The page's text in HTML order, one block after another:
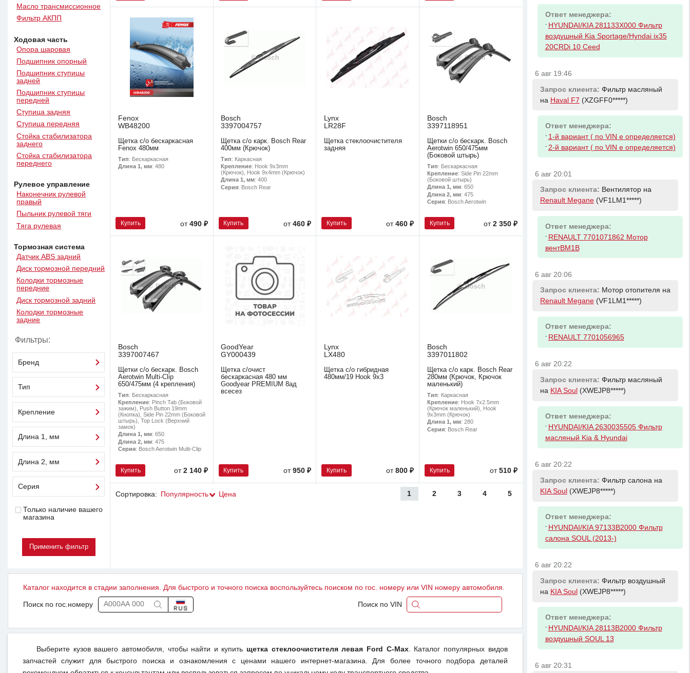
Масло трансмиссионное
Фильтр АКПП
Ходовая часть
Опора шаровая
Подшипник опорный
Подшипник ступицы
задней
Подшипник ступицы
передней
Ступица задняя
Ступица передняя
Стойка стабилизатора
заднего
Стойка стабилизатора
переднего
Рулевое управление
Наконечник рулевой
правый
Пыльник рулевой тяги
Тяга рулевая
Тормозная система
Датчик ABS задний
Диск тормозной передний
Колодки тормозные
передние
Диск тормозной задний
Колодки тормозные
задние
Фильтры:
Бренд
Тип
Крепление
Длина 1, мм
Длина 2, мм
Серия
Только наличие вашего
магазина
Fenox
WB48200
Щетка с/о бескаркасная
Fenox 480мм
Тип: Бескаркасная
Длина 1, мм: 480
Купить от490 ₽
Bosch
3397004757
Щетка с/о карк. Bosch Rear
400мм (Крючок)
Тип: Каркасная
Крепление: Hook 9x3mm
(Крючок), Hook 9x4mm (Крючок)
Длина 1, мм: 400
Серия: Bosch Rear
Купить от 460 ₽
Lynx
LR28F
Щетка стеклоочистителя
задняя
Купить от460 ₽
Bosch
3397118951
Щетки с/о бескарк. Bosch
Aerotwin 650/475мм
(Боковой штырь)
Тип: Бескаркасная
Крепление: Side Pin 22mm
(Боковой штырь)
Длина 1, мм: 650
Длина 2, мм: 475
Серия: Bosch Aerotwin
Купить от 2 350 ₽
Bosch
3397007467
Щетки с/о бескарк. Bosch
Aerotwin Multi-Clip
650/475мм (4 крепления)
Тип: Бескаркасная
Крепление: Pinch Tab (Боковой
зажим), Push Button 19mm
(Кнопка), Side Pin 22mm (Боковой
штырь), Top Lock (Верхний
замок)
Длина 1, мм: 650
Длина 2, мм: 475
Серия: Bosch Aerotwin Multi-Clip
Купить от2 140 ₽
GoodYear
GY000439
Щетка с/очист
бескаркасная 480 мм
Goodyear PREMIUM 8ад
всесез
Купить от 950 ₽
Lynx
LX480
Щетка с/о гибридная
480мм/19 Hook 9х3
Купить от800 ₽
Bosch
3397011802
Щетка с/о карк. Bosch Rear
280мм (Крючок, Крючок
маленький)
Тип: Каркасная
Крепление: Hook 7x2.5mm
(Крючок маленький), Hook
9x3mm (Крючок)
Длина 1, мм: 280
Серия: Bosch Rear
Купить от 510 ₽
Сортировка: Популярность Цена 1 2 3 4 5
Каталог находится в стадии заполнения. Для быстрого и точного поиска воспользуйтесь поиском по гос. номеру или VIN номеру автомобиля.
Поиск по гос.номеру Поиск по VIN
Выберите кузов вашего автомобиля, чтобы найти и купить щетка стеклоочистителя левая Ford C-Max. Каталог популярных видов
запчастей служит для быстрого поиска и ознакомления с ценами нашего интернет-магазина. Для более точного подбора деталей
Ответ менеджера:
- HYUNDAI/KIA 281133X000 Фильтр
воздушный Kia Sportage/Hyndai ix35
20CRDi 10 Ceed
6 авг 19:46
Запрос клиента: Фильтр масляный
на Haval F7 (XZGFF0*****)
Ответ менеджера:
- 1-й вариант ( по VIN е определяется)
- 2-й вариант ( по VIN е определяется)
6 авг 20:01
Запрос клиента: Вентилятор на
Renault Megane(VF1LM1*****)
Ответ менеджера:
- RENAULT 7701071862 Мотор
вентBM1B
6 авг 20:06
Запрос клиента: Мотор отопителя на
Renault Megane(VF1LM1*****)
Ответ менеджера:
- RENAULT 7701056965
6 авг 20:22
Запрос клиента: Фильтр масляный
на KIA Soul (XWEJP8*****)
Ответ менеджера:
- HYUNDAI/KIA 2630035505 Фильтр
масляный Kia & Hyundai
6 авг 20:22
Запрос клиента: Фильтр салона на
KIA Soul (XWEJP8*****)
Ответ менеджера:
- HYUNDAI/KIA 97133B2000 Фильтр
салона SOUL (2013-)
6 авг 20:22
Запрос клиента: Фильтр воздушный
на KIA Soul (XWEJP8*****)
Ответ менеджера:
- HYUNDAI/KIA 28113B2000 Фильтр
воздушный SOUL 13
6 авг 20:31